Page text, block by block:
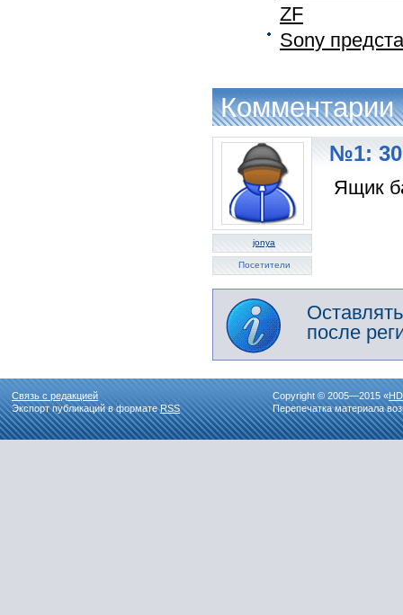
ZF
Sony
Комментарии
jonya
Посетители
№1: 30
Ящик
после
Связь с редакцией
Экспорт публикаций в форматеRSS
Copyright © 2005—2015 «
Перепечатка материала